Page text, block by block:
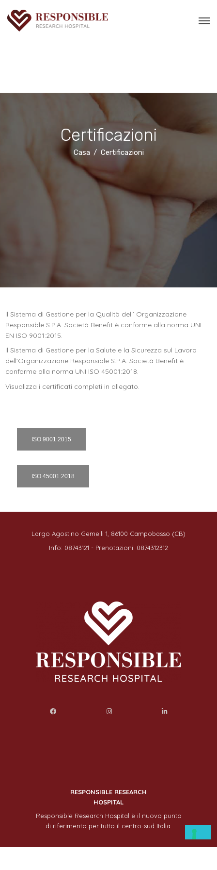
Certificazioni
Casa Certificazioni
Il Sistema di Gestione per la Qualità dell’ Organizzazione
Responsible S.P.A. Società Benefit è conforme alla norma UNI
EN ISO 9001:2015.
Il Sistema di Gestione per la Salute e la Sicurezza sul Lavoro
dell’Organizzazione Responsible S.P.A. Società Benefit è
conforme alla norma UNI ISO 45001:2018.
Visualizza i certificati completi in allegato.
ISO 9001:2015
ISO 45001:2018
Largo Agostino Gemelli 1, 86100 Campobasso (CB)
Info: 08743121 - Prenotazioni: 0874312312
RESPONSIBLE RESEARCH
HOSPITAL
Responsible Research Hospital è il nuovo punto
di riferimento per tutto il centro-sud Italia.